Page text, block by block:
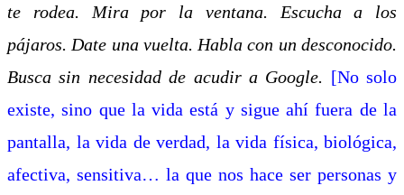
te rodea. Mira por la ventana. Escucha a los
pájaros. Date una vuelta. Habla con un desconocido.
Busca sin necesidad de acudir a Google. [No solo
existe, sino que la vida está y sigue ahí fuera de la
pantalla, la vida de verdad, la vida física, biológica,
afectiva, sensitiva… la que nos hace ser personas y